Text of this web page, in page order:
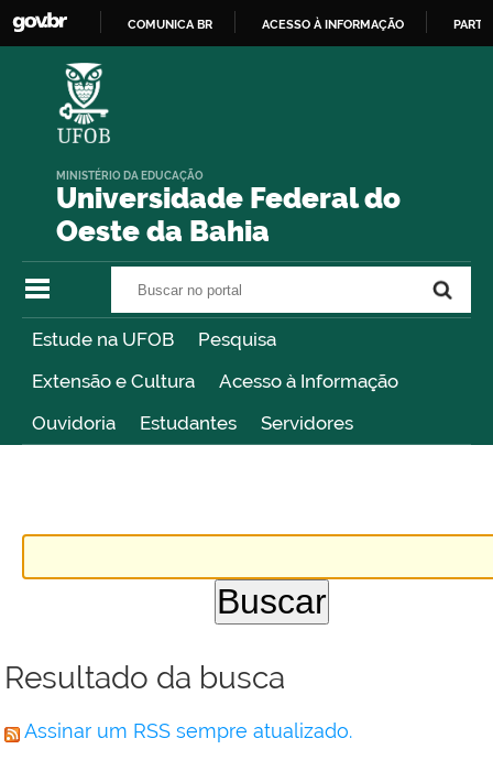
COMUNICA BR ACESSO À INFORMAÇÃO
Universidade Federal do
Oeste da Bahia
MINISTÉRIO DA EDUCAÇÃO
Estude na UFOB
Pesquisa
Extensão e Cultura
Acesso à Informação
Ouvidoria
Estudantes Servidores
Resultado da busca
Assinar um RSS sempre atualizado.